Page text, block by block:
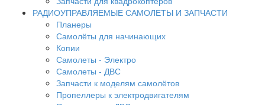
РАДИОУПРАВЛЯЕМЫЕ САМОЛЕТЫ И ЗАПЧАСТИ
Планеры
Самолёты для начинающих
Копии
Самолеты - Электро
Самолеты - ДВС
Запчасти к моделям самолётов
Пропеллеры к электродвигателям